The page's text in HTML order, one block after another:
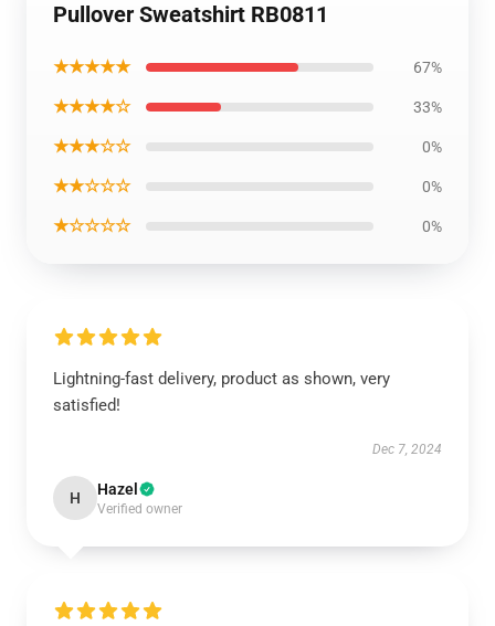
Pullover Sweatshirt RB0811
★★★★★ 67%
★★★★☆ 33%
★★★☆☆ 0%
★★☆☆☆ 0%
★☆☆☆☆ 0%
Lightning-fast delivery, product as shown, very
satisfied!
Dec 7, 2024
H Hazel
Verified owner